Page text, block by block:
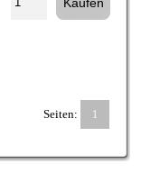
Seiten: 1